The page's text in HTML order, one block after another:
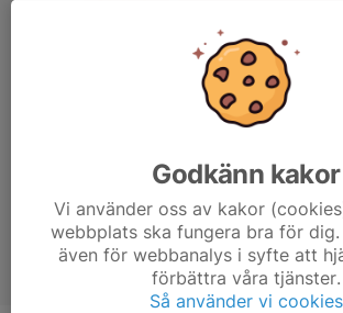
Godkänn kakor
Vi använder oss av kakor
webbplats ska fungera bra för dig.
även för webbanalys i syfte att
förbättra våra tjänster.
Så använder vi cookies